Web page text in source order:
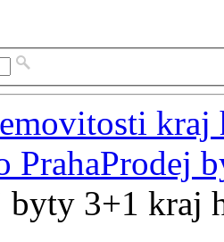
kraj
PrahaProdej
byty 3+1 kraj